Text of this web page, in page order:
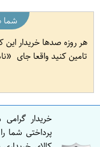
شما
هر روزه صدها خریدار این
تامین کنید واقعا جای
خریدار
پرداختی شما